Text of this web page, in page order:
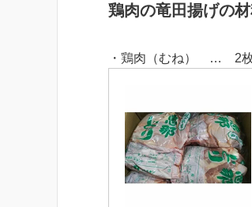
鶏肉の竜田揚げの材
・鶏肉（むね） … 2枚